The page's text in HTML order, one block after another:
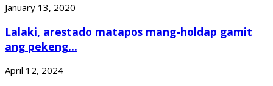
January 13, 2020
Lalaki, arestado matapos mang-holdap gamit
ang pekeng...
April 12, 2024